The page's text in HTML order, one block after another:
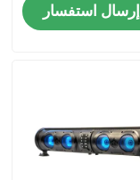
إرسال استفسار